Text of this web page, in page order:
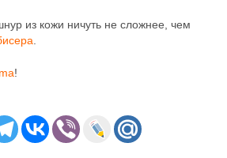
из кожи ничуть не сложнее, чем
!